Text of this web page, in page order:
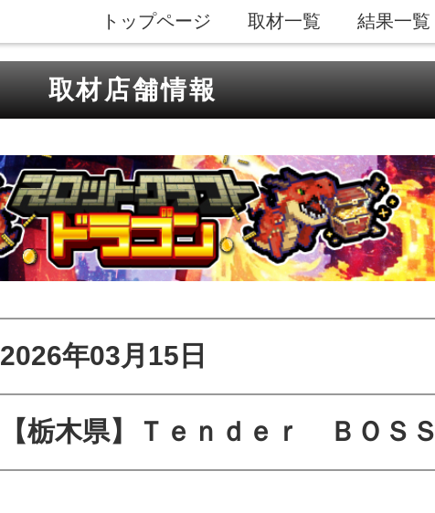
トップページ 取材一覧 結果一覧
取材店舗情報
2026年03月15日
【栃木県】Ｔｅｎｄｅｒ ＢＯＳＳ